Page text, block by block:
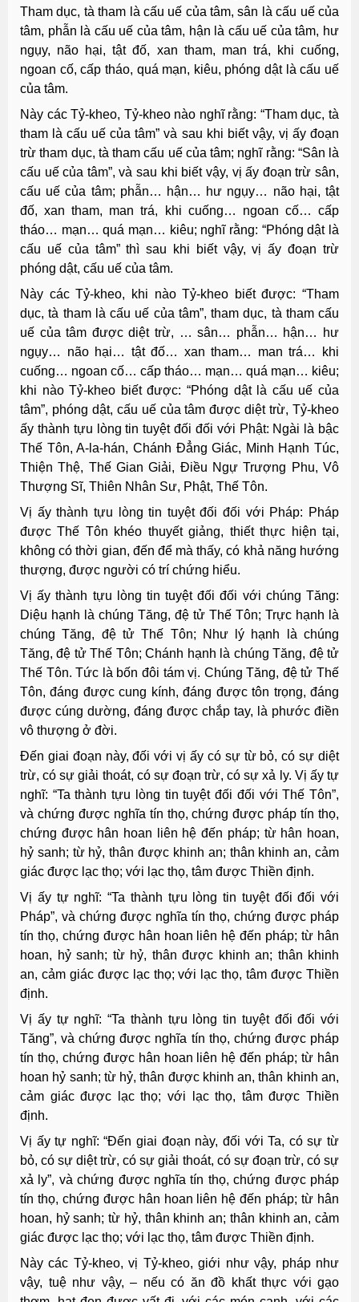
Tham dục, tà tham là cấu uế của tâm, sân là cấu uế của
tâm, phẫn là cấu uế của tâm, hận là cấu uế của tâm, hư
ngụy, não hại, tật đố, xan tham, man trá, khi cuống,
ngoan cố, cấp tháo, quá mạn, kiêu, phóng dật là cấu uế
của tâm.
Này các Tỷ-kheo, Tỷ-kheo nào nghĩ rằng: “Tham dục, tà
tham là cấu uế của tâm” và sau khi biết vậy, vị ấy đoạn
trừ tham dục, tà tham cấu uế của tâm; nghĩ rằng: “Sân là
cấu uế của tâm”, và sau khi biết vậy, vị ấy đoạn trừ sân,
cấu uế của tâm; phẫn… hận… hư ngụy… não hại, tật
đố, xan tham, man trá, khi cuống… ngoan cố… cấp
tháo… mạn… quá mạn… kiêu; nghĩ rằng: “Phóng dật là
cấu uế của tâm” thì sau khi biết vậy, vị ấy đoạn trừ
phóng dật, cấu uế của tâm.
Này các Tỷ-kheo, khi nào Tỷ-kheo biết được: “Tham
dục, tà tham là cấu uế của tâm”, tham dục, tà tham cấu
uế của tâm được diệt trừ, … sân… phẫn… hận… hư
ngụy… não hại… tật đố… xan tham… man trá… khi
cuống… ngoan cố… cấp tháo… mạn… quá mạn… kiêu;
khi nào Tỷ-kheo biết được: “Phóng dật là cấu uế của
tâm”, phóng dật, cấu uế của tâm được diệt trừ, Tỷ-kheo
ấy thành tựu lòng tin tuyệt đối đối với Phật: Ngài là bậc
Thế Tôn, A-la-hán, Chánh Ðẳng Giác, Minh Hạnh Túc,
Thiện Thệ, Thế Gian Giải, Ðiều Ngự Trượng Phu, Vô
Thượng Sĩ, Thiên Nhân Sư, Phật, Thế Tôn.
Vị ấy thành tựu lòng tin tuyệt đối đối với Pháp: Pháp
được Thế Tôn khéo thuyết giảng, thiết thực hiện tại,
không có thời gian, đến để mà thấy, có khả năng hướng
thượng, được người có trí chứng hiểu.
Vị ấy thành tựu lòng tin tuyệt đối đối với chúng Tăng:
Diệu hạnh là chúng Tăng, đệ tử Thế Tôn; Trực hạnh là
chúng Tăng, đệ tử Thế Tôn; Như lý hạnh là chúng
Tăng, đệ tử Thế Tôn; Chánh hạnh là chúng Tăng, đệ tử
Thế Tôn. Tức là bốn đôi tám vị. Chúng Tăng, đệ tử Thế
Tôn, đáng được cung kính, đáng được tôn trọng, đáng
được cúng dường, đáng được chắp tay, là phước điền
vô thượng ở đời.
Ðến giai đoạn này, đối với vị ấy có sự từ bỏ, có sự diệt
trừ, có sự giải thoát, có sự đoạn trừ, có sự xả ly. Vị ấy tự
nghĩ: “Ta thành tựu lòng tin tuyệt đối đối với Thế Tôn”,
và chứng được nghĩa tín thọ, chứng được pháp tín thọ,
chứng được hân hoan liên hệ đến pháp; từ hân hoan,
hỷ sanh; từ hỷ, thân được khinh an; thân khinh an, cảm
giác được lạc thọ; với lạc thọ, tâm được Thiền định.
Vị ấy tự nghĩ: “Ta thành tựu lòng tin tuyệt đối đối với
Pháp”, và chứng được nghĩa tín thọ, chứng được pháp
tín thọ, chứng được hân hoan liên hệ đến pháp; từ hân
hoan, hỷ sanh; từ hỷ, thân được khinh an; thân khinh
an, cảm giác được lạc thọ; với lạc thọ, tâm được Thiền
định.
Vị ấy tự nghĩ: “Ta thành tựu lòng tin tuyệt đối đối với
Tăng”, và chứng được nghĩa tín thọ, chứng được pháp
tín thọ, chứng được hân hoan liên hệ đến pháp; từ hân
hoan hỷ sanh; từ hỷ, thân được khinh an, thân khinh an,
cảm giác được lạc thọ; với lạc thọ, tâm được Thiền
định.
Vị ấy tự nghĩ: “Ðến giai đoạn này, đối với Ta, có sự từ
bỏ, có sự diệt trừ, có sự giải thoát, có sự đoạn trừ, có sự
xả ly”, và chứng được nghĩa tín thọ, chứng được pháp
tín thọ, chứng được hân hoan liên hệ đến pháp; từ hân
hoan, hỷ sanh; từ hỷ, thân khinh an; thân khinh an, cảm
giác được lạc thọ; với lạc thọ, tâm được Thiền định.
Này các Tỷ-kheo, vị Tỷ-kheo, giới như vậy, pháp như
vậy, tuệ như vậy, – nếu có ăn đồ khất thực với gạo